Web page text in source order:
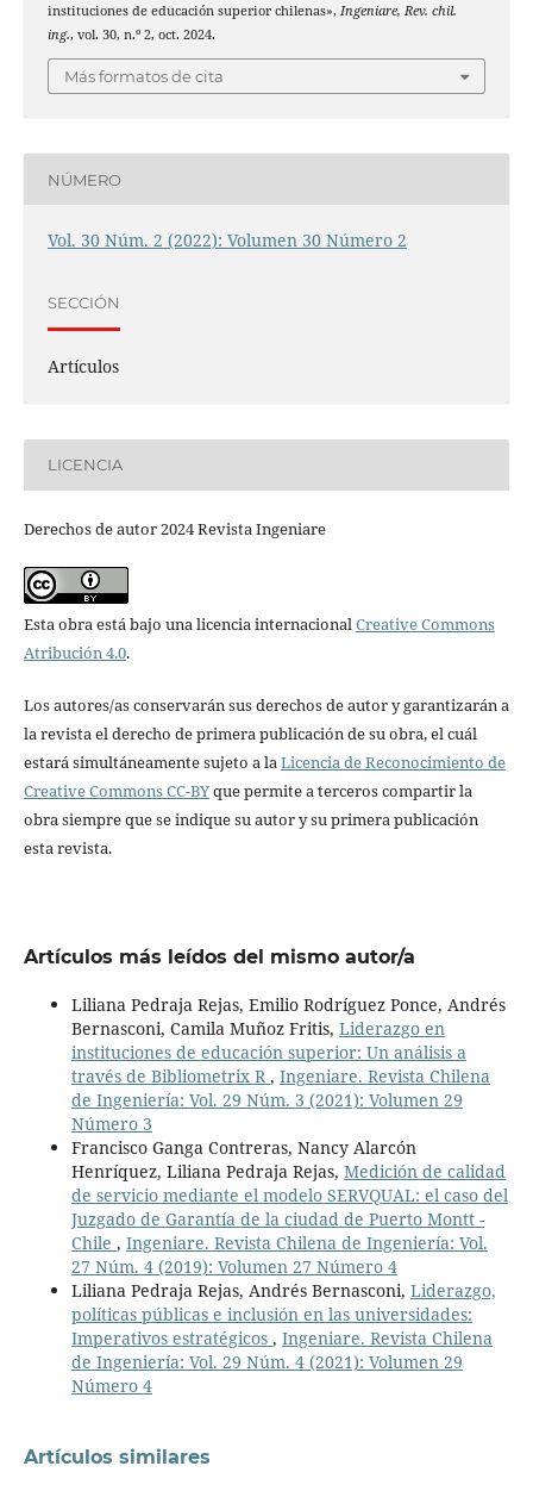
instituciones de educación superior chilenas», Ingeniare, Rev. chil.
ing., vol. 30, n.º 2, oct. 2024.
Más formatos de cita
NÚMERO
Vol. 30 Núm. 2 (2022): Volumen 30 Número 2
SECCIÓN
Artículos
LICENCIA
Derechos de autor 2024 Revista Ingeniare
Esta obra está bajo una licencia internacional Creative Commons
Atribución 4.0.
Los autores/as conservarán sus derechos de autor y garantizarán a
la revista el derecho de primera publicación de su obra, el cuál
estará simultáneamente sujeto a la Licencia de Reconocimiento de
Creative Commons CC-BYque permite a terceros compartir la
obra siempre que se indique su autor y su primera publicación
esta revista.
Artículos más leídos del mismo autor/a
Liliana Pedraja Rejas, Emilio Rodríguez Ponce, Andrés
Bernasconi, Camila Muñoz Fritis, Liderazgo en
instituciones de educación superior: Un análisis a
través de Bibliometrix R , Ingeniare. Revista Chilena
de Ingeniería: Vol. 29 Núm. 3 (2021): Volumen 29
Número 3
Francisco Ganga Contreras, Nancy Alarcón
Henríquez, Liliana Pedraja Rejas, Medición de calidad
de servicio mediante el modelo SERVQUAL: el caso del
Juzgado de Garantía de la ciudad de Puerto Montt -
Chile , Ingeniare. Revista Chilena de Ingeniería: Vol.
27 Núm. 4 (2019): Volumen 27 Número 4
Liliana Pedraja Rejas, Andrés Bernasconi, Liderazgo,
políticas públicas e inclusión en las universidades:
Imperativos estratégicos , Ingeniare. Revista Chilena
de Ingeniería: Vol. 29 Núm. 4 (2021): Volumen 29
Número 4
Artículos similares